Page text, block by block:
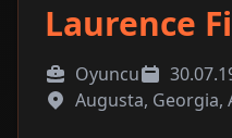
Laurence
Oyuncu
Augusta, Georgia,